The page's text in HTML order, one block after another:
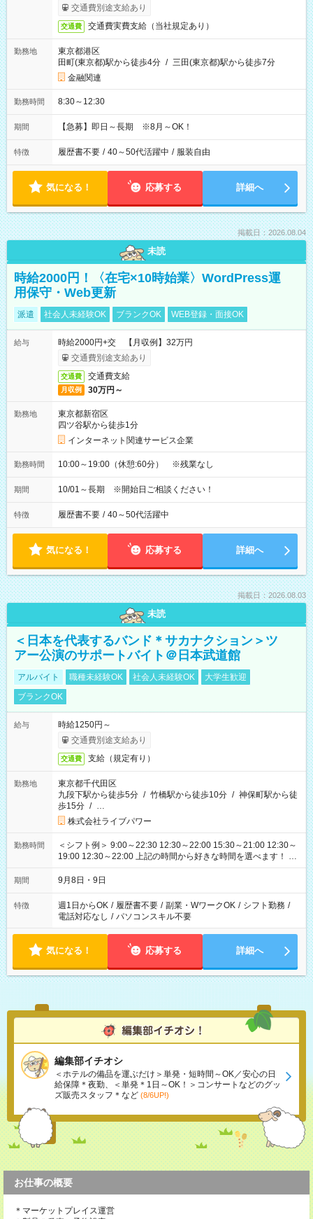
交通費別途支給あり
交通費 交通費実費支給（当社規定あり）
勤務地
東京都港区
田町(東京都)駅から徒歩4分 / 三田(東京都)駅から徒歩7分
金融関連
勤務時間 8:30～12:30
期間 【急募】即日～長期 ※8月～OK！
特徴 履歴書不要 / 40～50代活躍中 / 服装自由
気になる！ 応募する 詳細へ
掲載日：2026.08.04
未読
時給2000円！〈在宅×10時始業〉WordPress運
用保守・Web更新
派遣 社会人未経験OK ブランクOK WEB登録・面接OK
給与
時給2000円+交 【月収例】32万円
交通費別途支給あり
交通費 交通費支給
月収例 30万円～
勤務地
東京都新宿区
四ツ谷駅から徒歩1分
インターネット関連サービス企業
勤務時間 10:00～19:00（休憩:60分） ※残業なし
期間 10/01～長期 ※開始日ご相談ください！
特徴 履歴書不要 / 40～50代活躍中
気になる！ 応募する 詳細へ
掲載日：2026.08.03
未読
＜日本を代表するバンド＊サカナクション＞ツ
アー公演のサポートバイト＠日本武道館
アルバイト 職種未経験OK 社会人未経験OK
大学生歓迎
ブランクOK
給与
時給1250円～
交通費別途支給あり
交通費 支給（規定有り）
勤務地
東京都千代田区
九段下駅から徒歩5分 / 竹橋駅から徒歩10分 / 神保町駅から徒
歩15分 / …
株式会社ライブパワー
勤務時間
＜シフト例＞ 9:00～22:30 12:30～22:00 15:30～21:00 12:30～
19:00 12:30～22:00 上記の時間から好きな時間を選べます！ ※
時間は変更となる可能性があります
期間 9月8日・9日
特徴 週1日からOK / 履歴書不要 / 副業・WワークOK / シフト勤務 /
電話対応なし / パソコンスキル不要
気になる！ 応募する 詳細へ
編集部イチオシ
＜ホテルの備品を運ぶだけ＞単発・短時間～OK／安心の日
給保障＊夜勤、＜単発＊1日～OK！＞コンサートなどのグッ
ズ販売スタッフ＊など (8/6UP!)
お仕事の概要
＊マーケットプレイス運営